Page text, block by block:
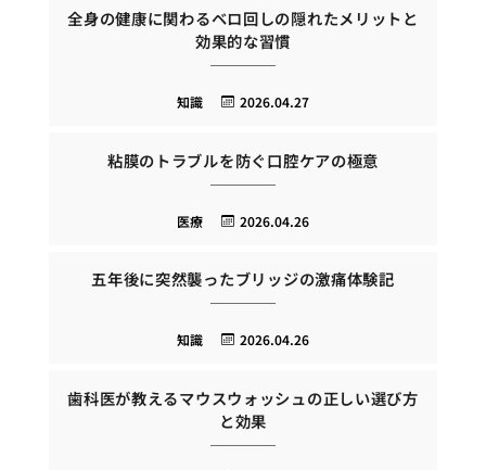
全身の健康に関わるベロ回しの隠れたメリットと
効果的な習慣
2026.04.27
知識
粘膜のトラブルを防ぐ口腔ケアの極意
2026.04.26
医療
五年後に突然襲ったブリッジの激痛体験記
2026.04.26
知識
歯科医が教えるマウスウォッシュの正しい選び方
と効果